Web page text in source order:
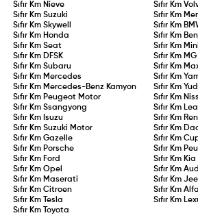
Sıfır Km Nieve Sıfır Km
Sıfır KmSuzuki Sıfır Km
Sıfır KmSkywell Sıfır Km
Sıfır Km Honda Sıfır Km
Sıfır KmSeat Sıfır Km Mini
Sıfır Km DFSK Sıfır Km MG
Sıfır KmSubaru Sıfır Km
Sıfır Km Mercedes Sıfır Km
Sıfır Km Mercedes-Benz Kamyon Sıfır Km
Sıfır Km Peugeot Motor Sıfır Km
Sıfır KmSsangyong Sıfır Km
Sıfır Km Isuzu Sıfır Km
Sıfır KmSuzuki Motor Sıfır Km
Sıfır KmGazelle Sıfır Km
Sıfır Km Porsche Sıfır Km
Sıfır Km Ford Sıfır Km Kia
Sıfır KmOpel Sıfır Km
Sıfır Km Maserati Sıfır Km
Sıfır KmCitroen Sıfır Km
Sıfır Km
Tesla Sıfır Km
Sıfır Km
Toyota